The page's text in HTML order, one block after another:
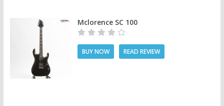
Mclorence SC 100
BUY NOW READ REVIEW